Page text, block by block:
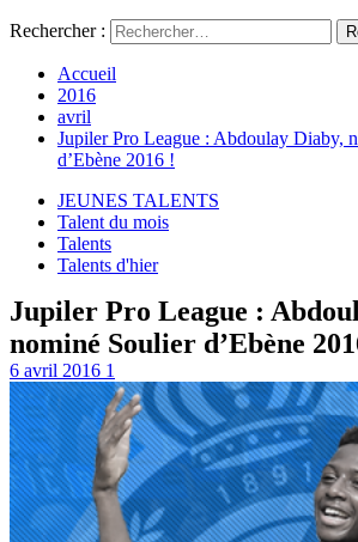
Rechercher :
Accueil
2016
avril
Jupiler Pro League : Abdoulay Diaby,
d’Ebène 2016 !
JEUNES TALENTS
Talent du mois
Talents
Talents d'hier
Jupiler Pro League :
nominé Soulier d’Ebène
6 avril 2016 1